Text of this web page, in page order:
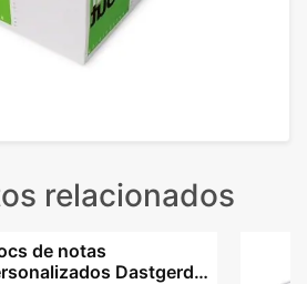
relacionados
de notas
Dastgerd